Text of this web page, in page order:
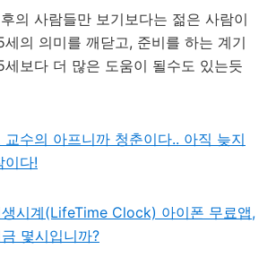
의 사람들만 보기보다는 젊은 사람이
의 의미를 깨닫고, 준비를 하는 계기
보다 더 많은 도움이 될수도 있는듯
수의 아프니까 청춘이다.. 아직 늦지
이다!
시계(LifeTime Clock) 아이폰 무료앱,
몇시입니까?